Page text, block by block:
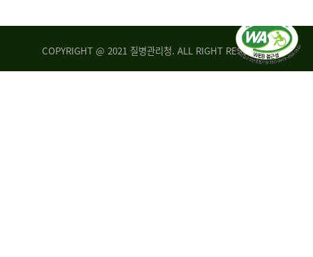
COPYRIGHT @ 2021 질병관리청. ALL RIGHT RESERVED